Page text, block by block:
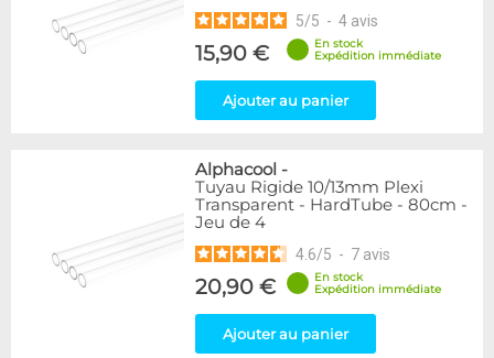
5/5 - 4 avis
15,90 €
En stock
Expédition immédiate
Ajouter au panier
Alphacool -
Tuyau Rigide 10/13mm Plexi
Transparent - HardTube - 80cm -
Jeu de 4
4.6/5 - 7 avis
20,90 €
En stock
Expédition immédiate
Ajouter au panier